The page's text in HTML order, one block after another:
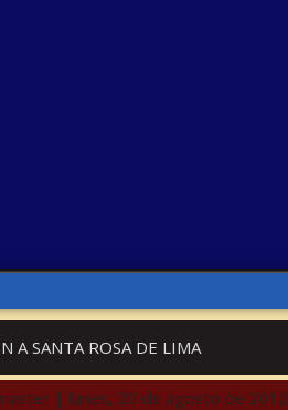
A SANTA ROSA DE LIMA
| lunes, 20 de agosto de 2012